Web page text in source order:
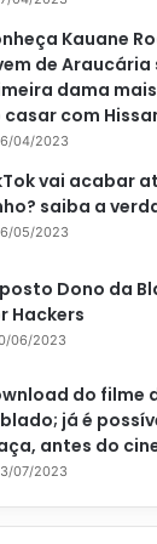
espera ter um
anterior para a
a menina
um incrível
lugares. No
Kauane
de Araucária
dama
casar com
04/2023
vai acabar
saiba a
05/2023
Dono da
Hackers
06/2023
do filme
já é
antes do
07/2023